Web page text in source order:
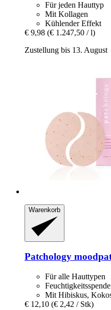
Für jeden Hauttyp
Mit Kollagen
Kühlender Effekt
€ 9,98 (€ 1.247,50 / l)
Zustellung bis 13. August
Warenkorb
Patchology
Für alle Hauttypen
Mit Hibiskus,
€ 12,10 (€ 2,42 / Stk)